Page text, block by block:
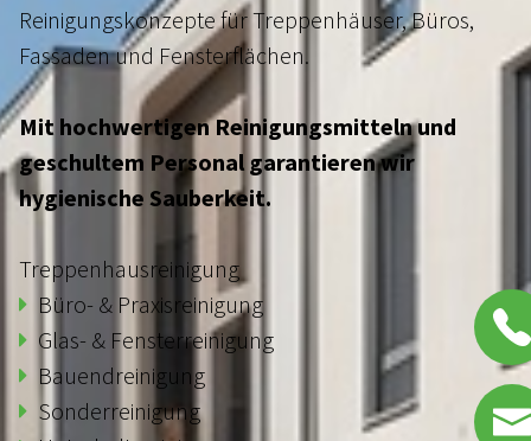
HOME
ÜBER UNS
LEISTUNGEN
HAUSMEISTERSERVICE
WINTERDIENST
Reinigungskonzepte für Treppenhäuser, Büros,
Fassaden und Fensterflächen.
Mit hochwertigen Reinigungsmitteln und
geschultem Personal garantieren wir
hygienische Sauberkeit.
Treppenhausreinigung
Büro- & Praxisreinigung
Glas- & Fensterreinigung
Bauendreinigung
Sonderreinigung